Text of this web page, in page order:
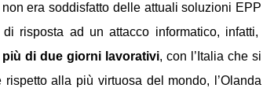
era soddisfatto delle attuali soluzioni EPP
di risposta ad un attacco informatico, infatti,
più di due giorni lavorativi, con l’Italia che si
alla più virtuosa del mondo, l’Olanda